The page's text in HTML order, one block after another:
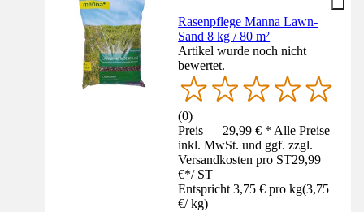
Rasenpflege Manna Lawn-
Sand 8 kg / 80 m²
Artikel wurde noch nicht
bewertet.
(0)
Preis — 29,99 € * Alle Preise
inkl. MwSt. und ggf. zzgl.
Versandkosten pro ST29,99
€*/ ST
Entspricht 3,75 € pro kg(3,75
€/ kg)